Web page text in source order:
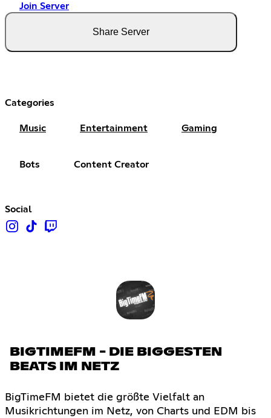
Join Server
Share Server
Categories
Music Entertainment Gaming
Bots Content Creator
Social
BIGTIMEFM - DIE BIGGESTEN
BEATS IM NETZ
BigTimeFM bietet die größte Vielfalt an
Musikrichtungen im Netz, von Charts und EDM bis